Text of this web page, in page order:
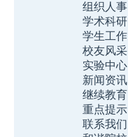
组织人事
学术科研
学生工作
校友风采
实验中心
新闻资讯
继续教育
重点提示
联系我们